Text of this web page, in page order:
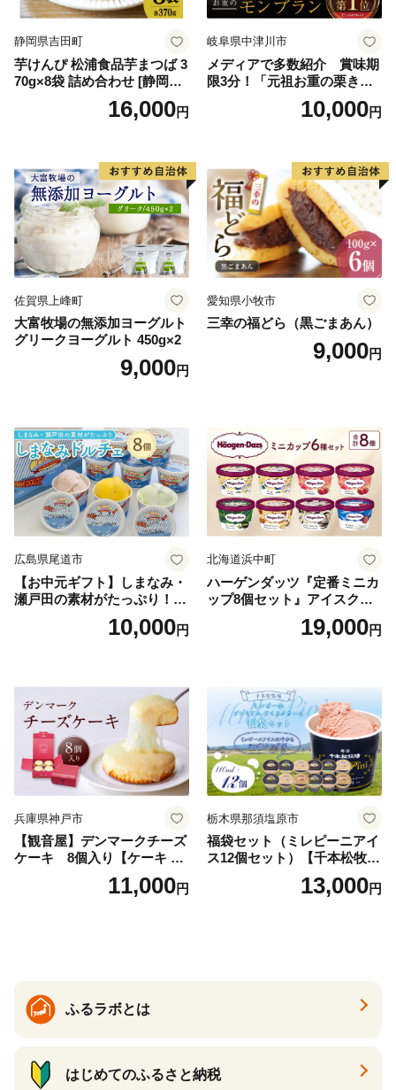
ロイヤルミルクティ 沖縄パ
イン
静岡県吉田町
芋けんぴ 松浦食品芋まつば 3
70g×8袋 詰め合わせ [静岡伊
勢丹(松浦食品) 静岡県 吉田町
22424274] 芋ケンピ セット
16,000円
岐阜県中津川市
メディアで多数紹介 賞味期
限3分！「元祖お重の栗きん
とんモンブラン」 【未来の
ご褒美】スイーツ 栗 モンブ
子 菓子 F4N-2298
10,000円
佐賀県上峰町
大富牧場の無添加ヨーグルト
グリークヨーグルト 450g×2
9,000円
愛知県小牧市
三幸の福どら（黒ごまあん）
9,000円
広島県尾道市
【お中元ギフト】しまなみ・
瀬戸田の素材がたっぷり！ジ
10,000円
北海道浜中町
ハーゲンダッツ『定番ミニカ
ップ8個セット』アイスクリ
ーム アイス スイーツ デザー
19,000円
兵庫県神戸市
【観音屋】デンマークチーズ
ケーキ 8個入り【ケーキ チ
ーズケーキ 人気スイーツ お
すすめスイーツ 神戸スイー
11,000円
栃木県那須塩原市
福袋セット（ミレピーニアイ
ス12個セット）【千本松牧
場】 ns025-014-12 【デザー
ト 詰め合わせ ギフト】
13,000円
ふるラボとは
はじめてのふるさと納税